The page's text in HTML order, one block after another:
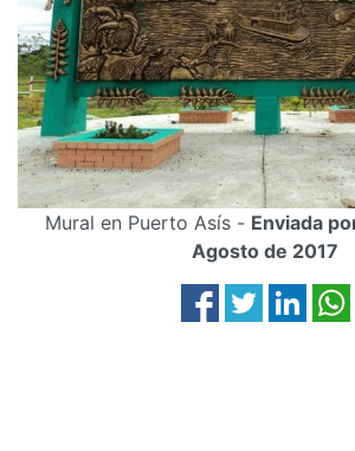
Mural en Puerto Asís - Enviada
Agosto de 2017